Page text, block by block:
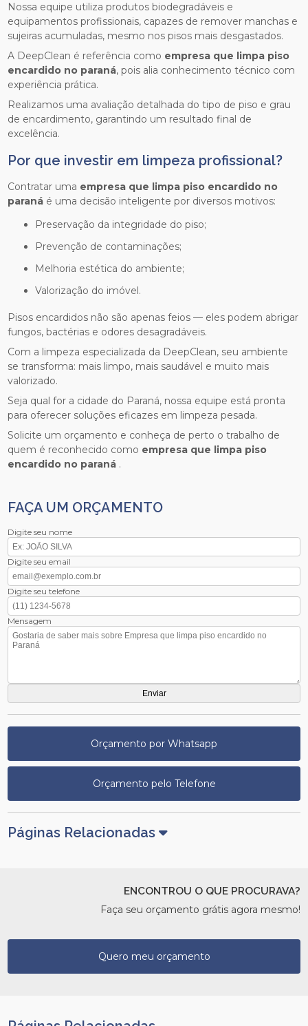
Nossa equipe utiliza produtos biodegradáveis e
equipamentos profissionais, capazes de remover manchas e
sujeiras acumuladas, mesmo nos pisos mais desgastados.
A DeepClean é referência como empresa que limpa piso
encardido no paraná, pois alia conhecimento técnico com
experiência prática.
Realizamos uma avaliação detalhada do tipo de piso e grau
de encardimento, garantindo um resultado final de
excelência.
Por que investir em limpeza profissional?
Contratar uma empresa que limpa piso encardido no
paraná é uma decisão inteligente por diversos motivos:
Preservação da integridade do piso;
Prevenção de contaminações;
Melhoria estética do ambiente;
Valorização do imóvel.
Pisos encardidos não são apenas feios — eles podem abrigar
fungos, bactérias e odores desagradáveis.
Com a limpeza especializada da DeepClean, seu ambiente
se transforma: mais limpo, mais saudável e muito mais
valorizado.
Seja qual for a cidade do Paraná, nossa equipe está pronta
para oferecer soluções eficazes em limpeza pesada.
Solicite um orçamento e conheça de perto o trabalho de
quem é reconhecido como empresa que limpa piso
encardido no paraná .
FAÇA UM ORÇAMENTO
Digite seu nome
Digite seu email
Digite seu telefone
Mensagem
Orçamento por Whatsapp
Orçamento pelo Telefone
Páginas Relacionadas
ENCONTROU O QUE PROCURAVA?
Faça seu orçamento grátis agora mesmo!
Quero meu orçamento